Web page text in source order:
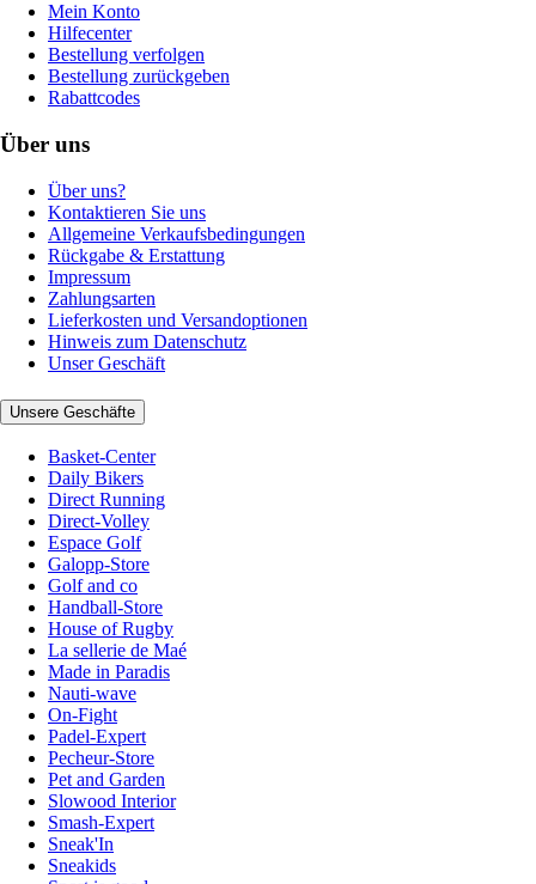
Mein Konto
Hilfecenter
Bestellung verfolgen
Bestellung zurückgeben
Rabattcodes
Über uns
Über uns?
Kontaktieren Sie uns
Allgemeine Verkaufsbedingungen
Rückgabe & Erstattung
Impressum
Zahlungsarten
Lieferkosten und Versandoptionen
Hinweis zum Datenschutz
Unser Geschäft
Unsere Geschäfte
Basket-Center
Daily Bikers
Direct Running
Direct-Volley
Espace Golf
Galopp-Store
Golf and co
Handball-Store
House of Rugby
La sellerie de Maé
Made in Paradis
Nauti-wave
On-Fight
Padel-Expert
Pecheur-Store
Pet and Garden
Slowood Interior
Smash-Expert
Sneak'In
Sneakids